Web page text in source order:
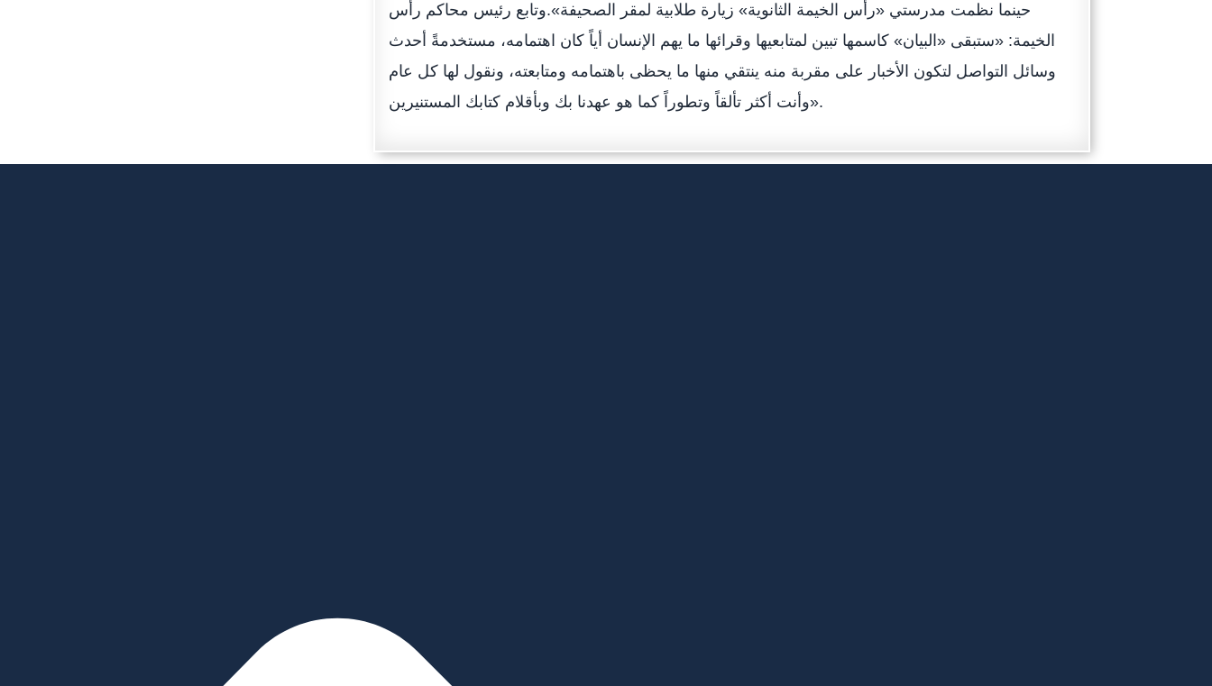
حينما نظمت مدرستي «رأس الخيمة الثانوية» زيارة طلابية لمقر الصحيفة».وتابع رئيس محاكم رأس
الخيمة: «ستبقى «البيان» كاسمها تبين لمتابعيها وقرائها ما يهم الإنسان أياً كان اهتمامه، مستخدمةً أحدث
وسائل التواصل لتكون الأخبار على مقربة منه ينتقي منها ما يحظى باهتمامه ومتابعته، ونقول لها كل عام
وأنت أكثر تألقاً وتطوراً كما هو عهدنا بك وبأقلام كتابك المستنيرين».